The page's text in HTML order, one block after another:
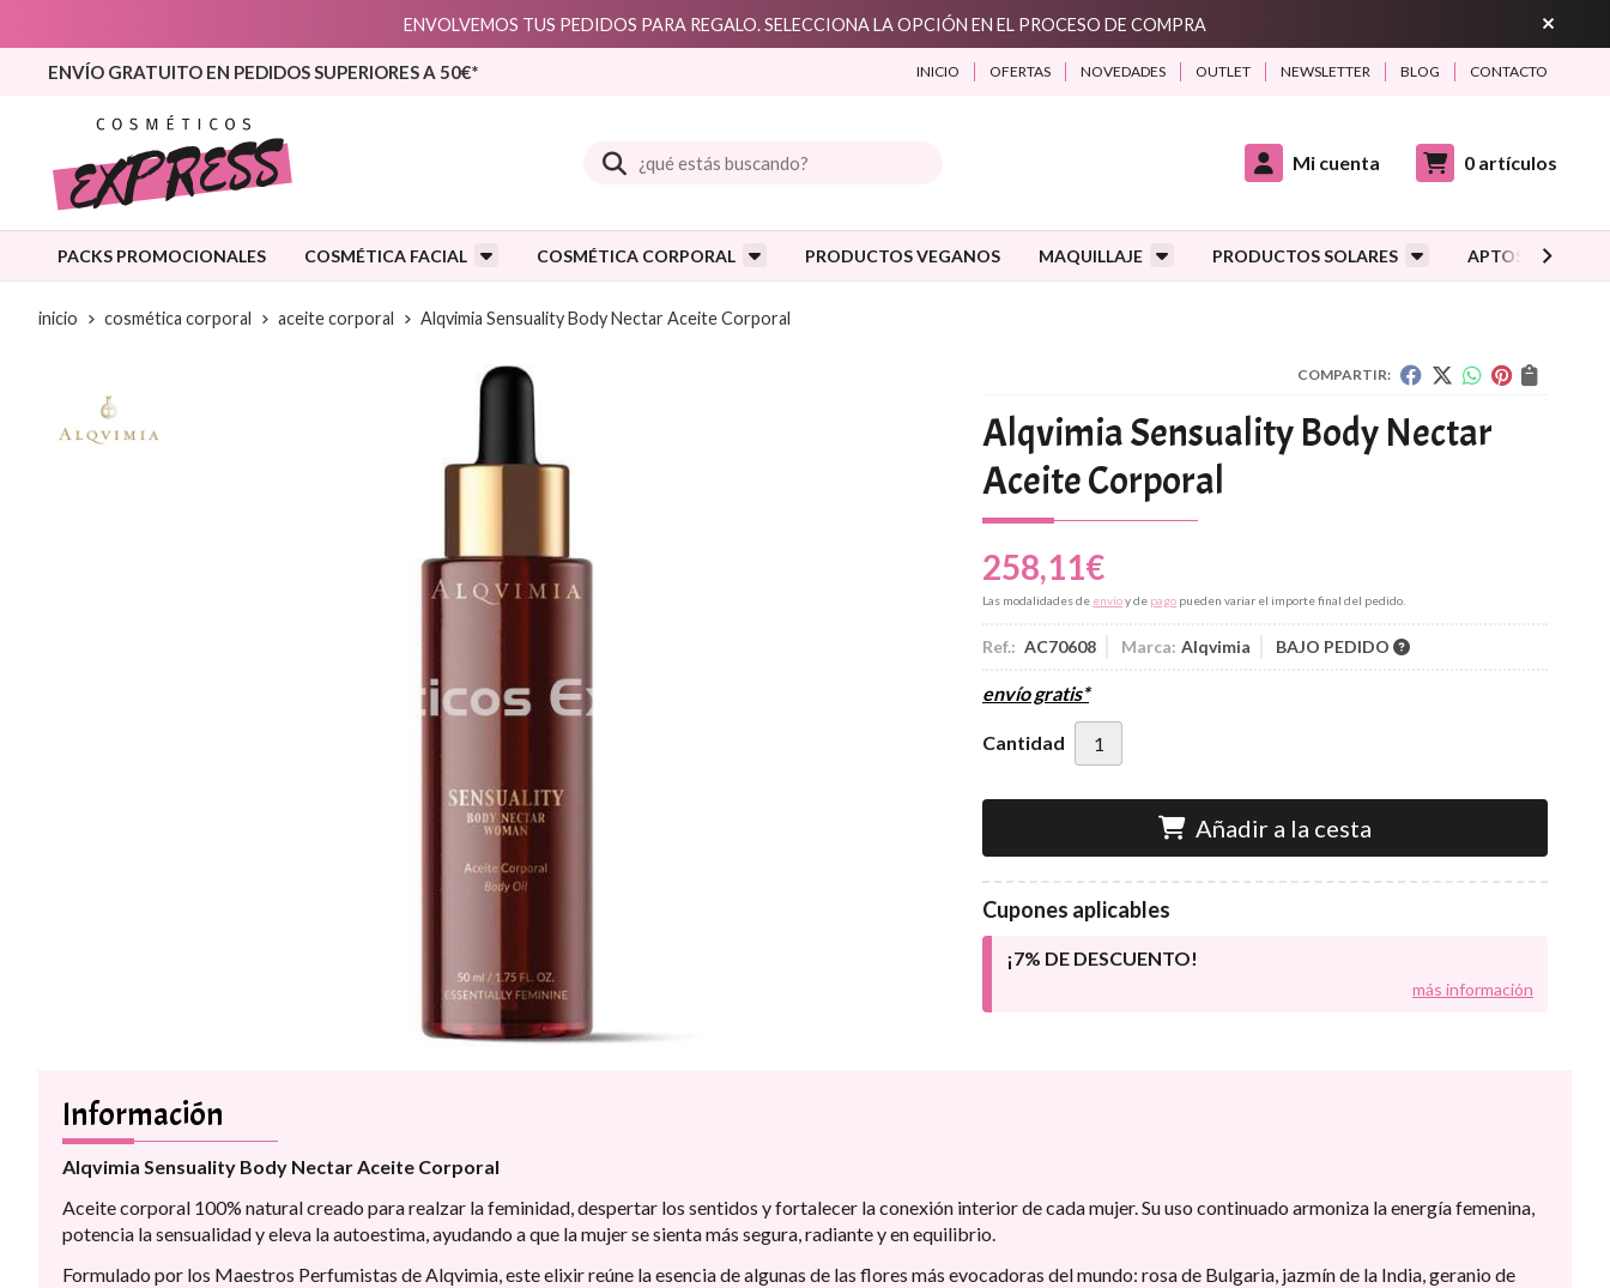
ENVOLVEMOS TUS PEDIDOS PARA REGALO. SELECCIONA LA OPCIÓN EN EL PROCESO DE COMPRA
ENVÍO GRATUITO EN PEDIDOS SUPERIORES A 50€* INICIO OFERTAS NOVEDADES OUTLET NEWSLETTER BLOG CONTACTO
Buscar Mi cuenta 0 artículos
PACKS PROMOCIONALES COSMÉTICA FACIAL COSMÉTICA CORPORAL PRODUCTOS VEGANOS MAQUILLAJE PRODUCTOS SOLARES APTOS
inicio cosmética corporal aceite corporal Alqvimia Sensuality Body Nectar Aceite Corporal
COMPARTIR:
Alqvimia Sensuality Body Nectar
Aceite Corporal
258,11€
Las modalidades de envíoy de pago pueden variar el importe final del pedido.
Ref.: AC70608 Marca: Alqvimia BAJO PEDIDO
envío gratis*
Cantidad
Añadir a la cesta
Cupones aplicables
¡7% DE DESCUENTO!
más información
Información
Alqvimia Sensuality Body Nectar Aceite Corporal
Aceite corporal 100% natural creado para realzar la feminidad, despertar los sentidos y fortalecer la conexión interior de cada mujer. Su uso continuado armoniza la energía femenina,
potencia la sensualidad y eleva la autoestima, ayudando a que la mujer se sienta más segura, radiante y en equilibrio.
Formulado por los Maestros Perfumistas de Alqvimia, este elixir reúne la esencia de algunas de las flores más evocadoras del mundo: rosa de Bulgaria, jazmín de la India, geranio de